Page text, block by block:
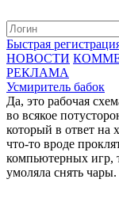
Быстрая
НОВОСТИ
РЕКЛАМА
Усмиритель бабок
Да, это рабочая
во всякое
который в ответ на
что-то вроде
компьютерных игр,
умоляла снять чары.